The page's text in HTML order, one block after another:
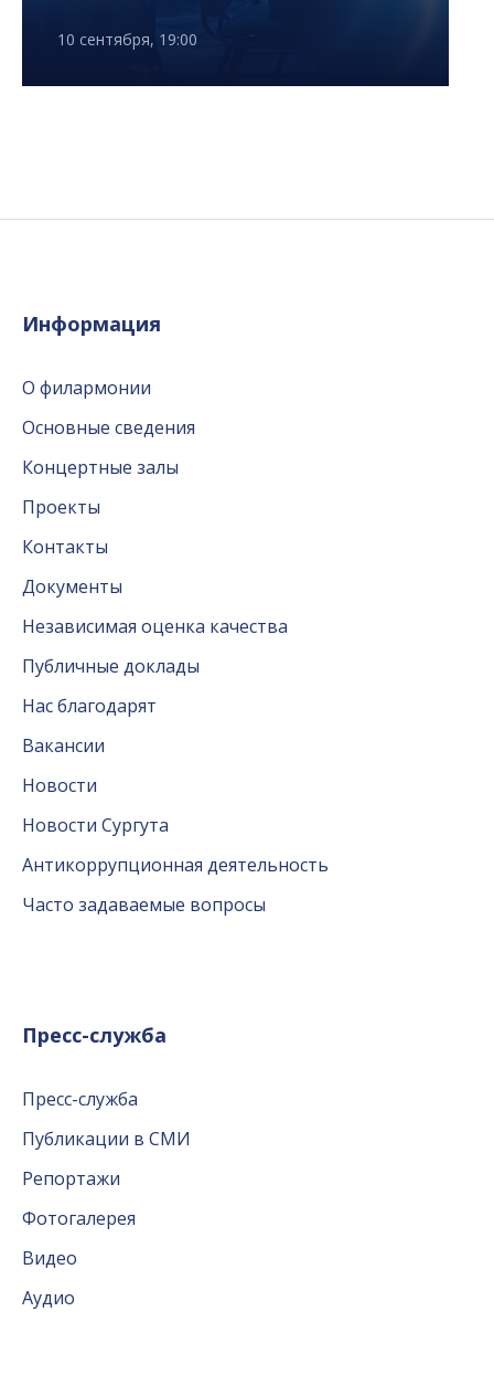
10 сентября, 19:00
Информация
О филармонии
Основные сведения
Концертные залы
Проекты
Контакты
Документы
Независимая оценка качества
Публичные доклады
Нас благодарят
Вакансии
Новости
Новости Сургута
Антикоррупционная деятельность
Часто задаваемые вопросы
Пресс-служба
Пресс-служба
Публикации в СМИ
Репортажи
Фотогалерея
Видео
Аудио